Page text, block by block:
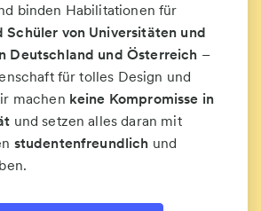
binden Habilitationen für
Schüler von Universitäten und
Deutschland und Österreich –
für tolles Design und
machen keine Kompromisse in
und setzen alles daran mit
studentenfreundlich und